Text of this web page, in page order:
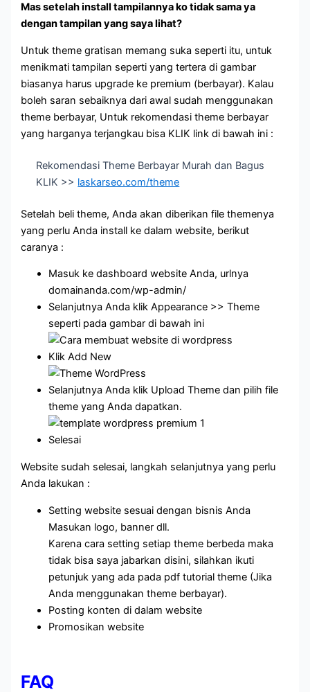
Mas setelah install tampilannya ko tidak sama ya
dengan tampilan yang saya lihat?
Untuk theme gratisan memang suka seperti itu, untuk
menikmati tampilan seperti yang tertera di gambar
biasanya harus upgrade ke premium (berbayar). Kalau
boleh saran sebaiknya dari awal sudah menggunakan
theme berbayar, Untuk rekomendasi theme berbayar
yang harganya terjangkau bisa KLIK link di bawah ini :
Rekomendasi Theme Berbayar Murah dan Bagus
KLIK >> laskarseo.com/theme
Setelah beli theme, Anda akan diberikan file themenya
yang perlu Anda install ke dalam website, berikut
caranya :
Masuk ke dashboard website Anda, urlnya
domainanda.com/wp-admin/
Selanjutnya Anda klik Appearance >> Theme
seperti pada gambar di bawah ini
Klik Add New
Selanjutnya Anda klik Upload Theme dan pilih file
theme yang Anda dapatkan.
Selesai
Website sudah selesai, langkah selanjutnya yang perlu
Anda lakukan :
Setting website sesuai dengan bisnis Anda
Masukan logo, banner dll.
Karena cara setting setiap theme berbeda maka
tidak bisa saya jabarkan disini, silahkan ikuti
petunjuk yang ada pada pdf tutorial theme (Jika
Anda menggunakan theme berbayar).
Posting konten di dalam website
Promosikan website
FAQ